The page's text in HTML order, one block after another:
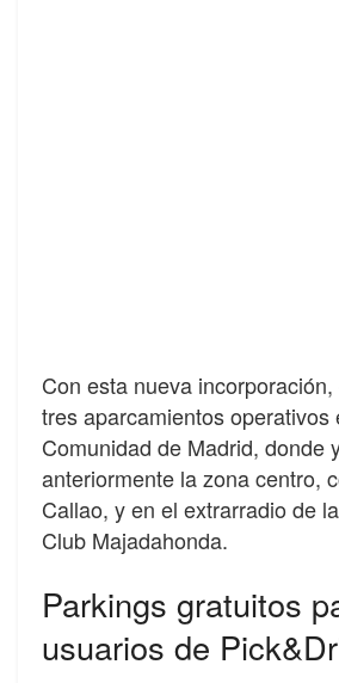
Con esta nueva
tres aparcamientos operativos
Comunidad de Madrid, donde
anteriormente la zona centro,
Callao, y en el extrarradio de
Club Majadahonda.
Parkings gratuitos
usuarios de